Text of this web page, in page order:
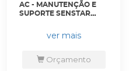
AC - MANUTENÇÃO E
SUPORTE SENSTAR
S8MS4050-001 -
SENSTARver mais
Orçamento